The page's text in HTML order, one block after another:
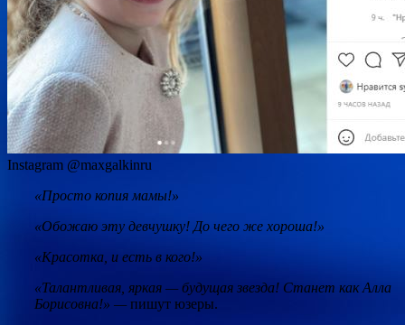
Instagram @maxgalkinru
«Просто копия мамы!»
«Обожаю эту девчушку! До чего же хороша!»
«Красотка, и есть в кого!»
«Талантливая, яркая — будущая звезда! Станет как Алла
Борисовна!» —пишут юзеры.